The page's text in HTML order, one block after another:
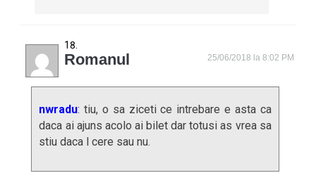
Romanul 25/06/2018 la 8:02 PM
nwradu: tiu, o sa ziceti ce intrebare e asta ca
daca ai ajuns acolo ai bilet dar totusi as vrea sa
stiu daca l cere sau nu.